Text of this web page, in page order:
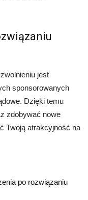
jest
sponsorowanych
Dzięki temu
zdobywać nowe
Twoją atrakcyjność na
po rozwiązaniu